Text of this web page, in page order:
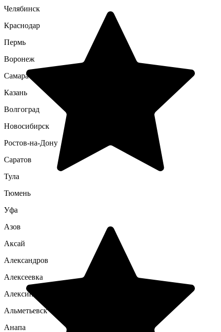
Челябинск
Краснодар
Пермь
Воронеж
Самара
Казань
Волгоград
Новосибирск
Ростов-на-Дону
Саратов
Тула
Тюмень
Уфа
Азов
Аксай
Александров
Алексеевка
Алексин
Альметьевск
Анапа